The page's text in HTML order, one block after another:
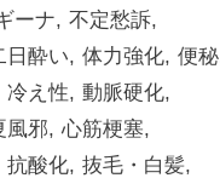
ーナ
不定愁訴
日酔い 体力強化 便秘
冷え性
動脈硬化
風邪
心筋梗塞
抗酸化 抜毛・白髪